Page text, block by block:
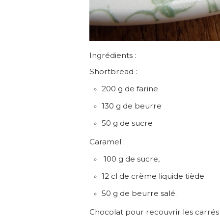
Ingrédients :
Shortbread :
200 g de farine
130 g de beurre
50 g de sucre
Caramel :
100 g de sucre,
12 cl de crème liquide tiède
50 g de beurre salé.
Chocolat pour recouvrir les carrés